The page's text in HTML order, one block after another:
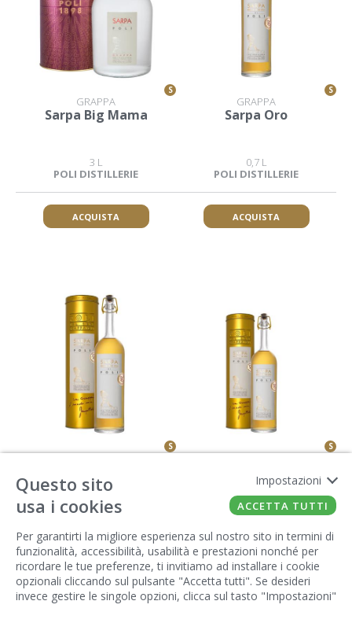
S
GRAPPA
Sarpa Big Mama
3 L
POLI DISTILLERIE
ACQUISTA
S
GRAPPA
Sarpa Oro
0,7 L
POLI DISTILLERIE
ACQUISTA
S
GRAPPA
POLI DISTILLERIE
ACQUISTA
S
GRAPPA
1,2 L
POLI DISTILLERIE
ACQUISTA
Questo sito
usa i cookies
Per garantirti la migliore esperienza sul nostro sito in termini di
funzionalità, accessibilità, usabilità e prestazioni nonché per
ricordare le tue preferenze, ti invitiamo ad installare i cookie
opzionali cliccando sul pulsante "Accetta tutti". Se desideri
invece gestire le singole opzioni, clicca sul tasto "Impostazioni"
Impostazioni
ACCETTA TUTTI